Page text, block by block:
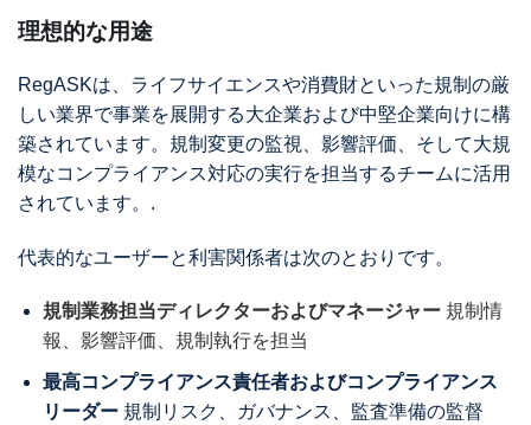
理想的な用途
RegASKは、ライフサイエンスや消費財といった規制の厳
しい業界で事業を展開する大企業および中堅企業向けに構
築されています。規制変更の監視、影響評価、そして大規
模なコンプライアンス対応の実行を担当するチームに活用
されています。.
代表的なユーザーと利害関係者は次のとおりです。
規制業務担当ディレクターおよびマネージャー規制情
報、影響評価、規制執行を担当
最高コンプライアンス責任者およびコンプライアンス
リーダー規制リスク、ガバナンス、監査準備の監督